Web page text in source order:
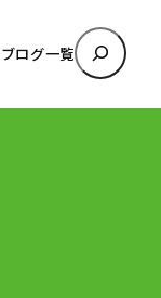
ブログ一覧
検
索